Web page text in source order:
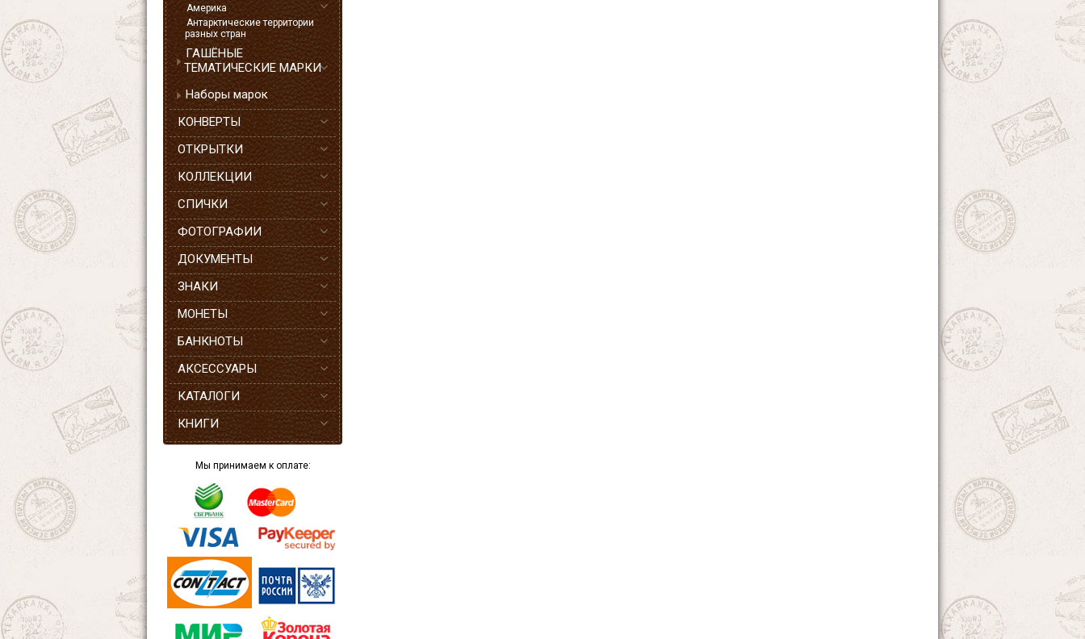
Америка
Антарктические территории
разных стран
ГАШЁНЫЕ
ТЕМАТИЧЕСКИЕ МАРКИ
Наборы марок
КОНВЕРТЫ
ОТКРЫТКИ
КОЛЛЕКЦИИ
СПИЧКИ
ФОТОГРАФИИ
ДОКУМЕНТЫ
ЗНАКИ
МОНЕТЫ
БАНКНОТЫ
АКСЕССУАРЫ
КАТАЛОГИ
КНИГИ
Мы принимаем к оплате: